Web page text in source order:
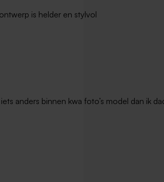
is helder en stylvol
anders binnen kwa foto’s model dan ik